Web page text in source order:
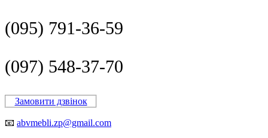
(095) 791-36-59
(097) 548-37-70
Замовити дзвінок
📧 abvmebli.zp@gmail.com